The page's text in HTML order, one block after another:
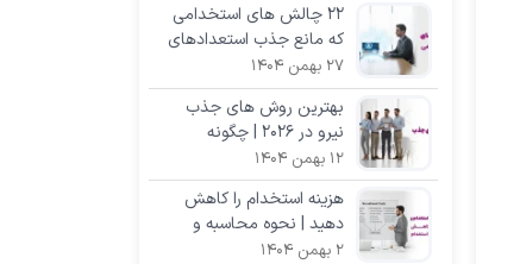
۲۲ چالش های استخدامی
که مانع جذب استعدادهای
برتر می‌شوند +(با راه‌حل)
27 بهمن 1404
بهترین روش‌ های جذب
نیرو در ۲۰۲۶ | چگونه
استعدادهای برتر را استخدام
کنیم؟
12 بهمن 1404
هزینه استخدام را کاهش
دهید | نحوه محاسبه و
راهکارهای کم‌هزینه
2 بهمن 1404